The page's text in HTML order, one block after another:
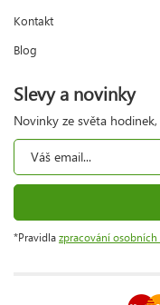
Kontakt
Blog
Slevy a novinky
Novinky ze světa
*Pravidla zpracování osobních